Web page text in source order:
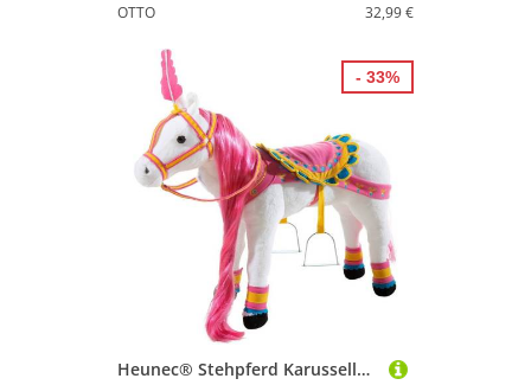
OTTO
32,99 €
Heunec® Stehpferd Karussellpferd weiß mit Sound, mit Sound
- 33%